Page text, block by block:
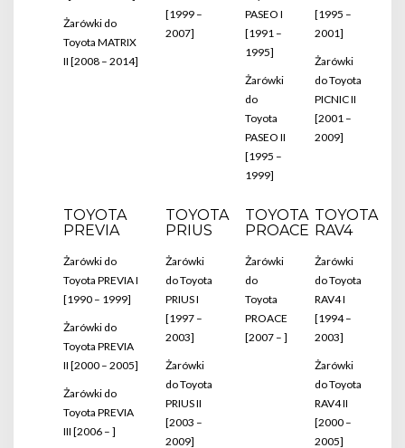
Żarówki do
Toyota MATRIX
II [2008 – 2014]
[1999 –
2007]
PASEO I
[1991 –
1995]
Żarówki
do
Toyota
PASEO II
[1995 –
1999]
[1995 –
2001]
Żarówki
do Toyota
PICNIC II
[2001 –
2009]
TOYOTA
PREVIA
Żarówki do
Toyota PREVIA I
[1990 – 1999]
Żarówki do
Toyota PREVIA
II [2000 – 2005]
Żarówki do
Toyota PREVIA
III [2006 – ]
TOYOTA
PRIUS
Żarówki
do Toyota
PRIUS I
[1997 –
2003]
Żarówki
do Toyota
PRIUS II
[2003 –
2009]
TOYOTA
PROACE
Żarówki
do
Toyota
PROACE
[2007 – ]
TOYOTA
RAV4
Żarówki
do Toyota
RAV4 I
[1994 –
2003]
Żarówki
do Toyota
RAV4 II
[2000 –
2005]